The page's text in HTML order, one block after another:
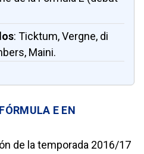
: Ticktum, Vergne, di
Maini.
E EN
de la temporada 2016/17